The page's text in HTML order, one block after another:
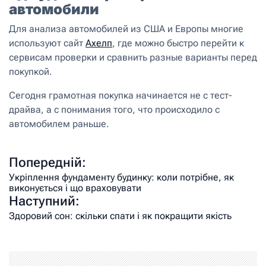
автомобили
Для анализа автомобилей из США и Европы многие
используют сайт Ахелп, где можно быстро перейти к
сервисам проверки и сравнить разные варианты перед
покупкой.
Сегодня грамотная покупка начинается не с тест-
драйва, а с понимания того, что происходило с
автомобилем раньше.
Попередній:
Укріплення фундаменту будинку: коли потрібне, як
виконується і що враховувати
Наступний:
Здоровий сон: скільки спати і як покращити якість